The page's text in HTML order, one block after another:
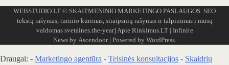
WEBSTUDIO.LT © SKAITMENINIO MARKETINGO PASLAUGOS. SEO
tekstų rašymas, turinio kūrimas, straipsnių rašymas ir talpinimas į mūsų
valdomas svetaines.the-year] Apie Rinkimus.LT| Infinite
News by Ascendoor| Powered by WordPress.
Draugai: - Marketingo agentūra - Teisinės konsultacijos - Skaidrių